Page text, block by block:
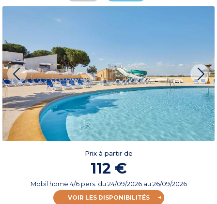
Prix à partir de
112 €
Mobil home 4/6 pers. du 24/09/2026au 26/09/2026
VOIR LES DISPONIBILITÉS